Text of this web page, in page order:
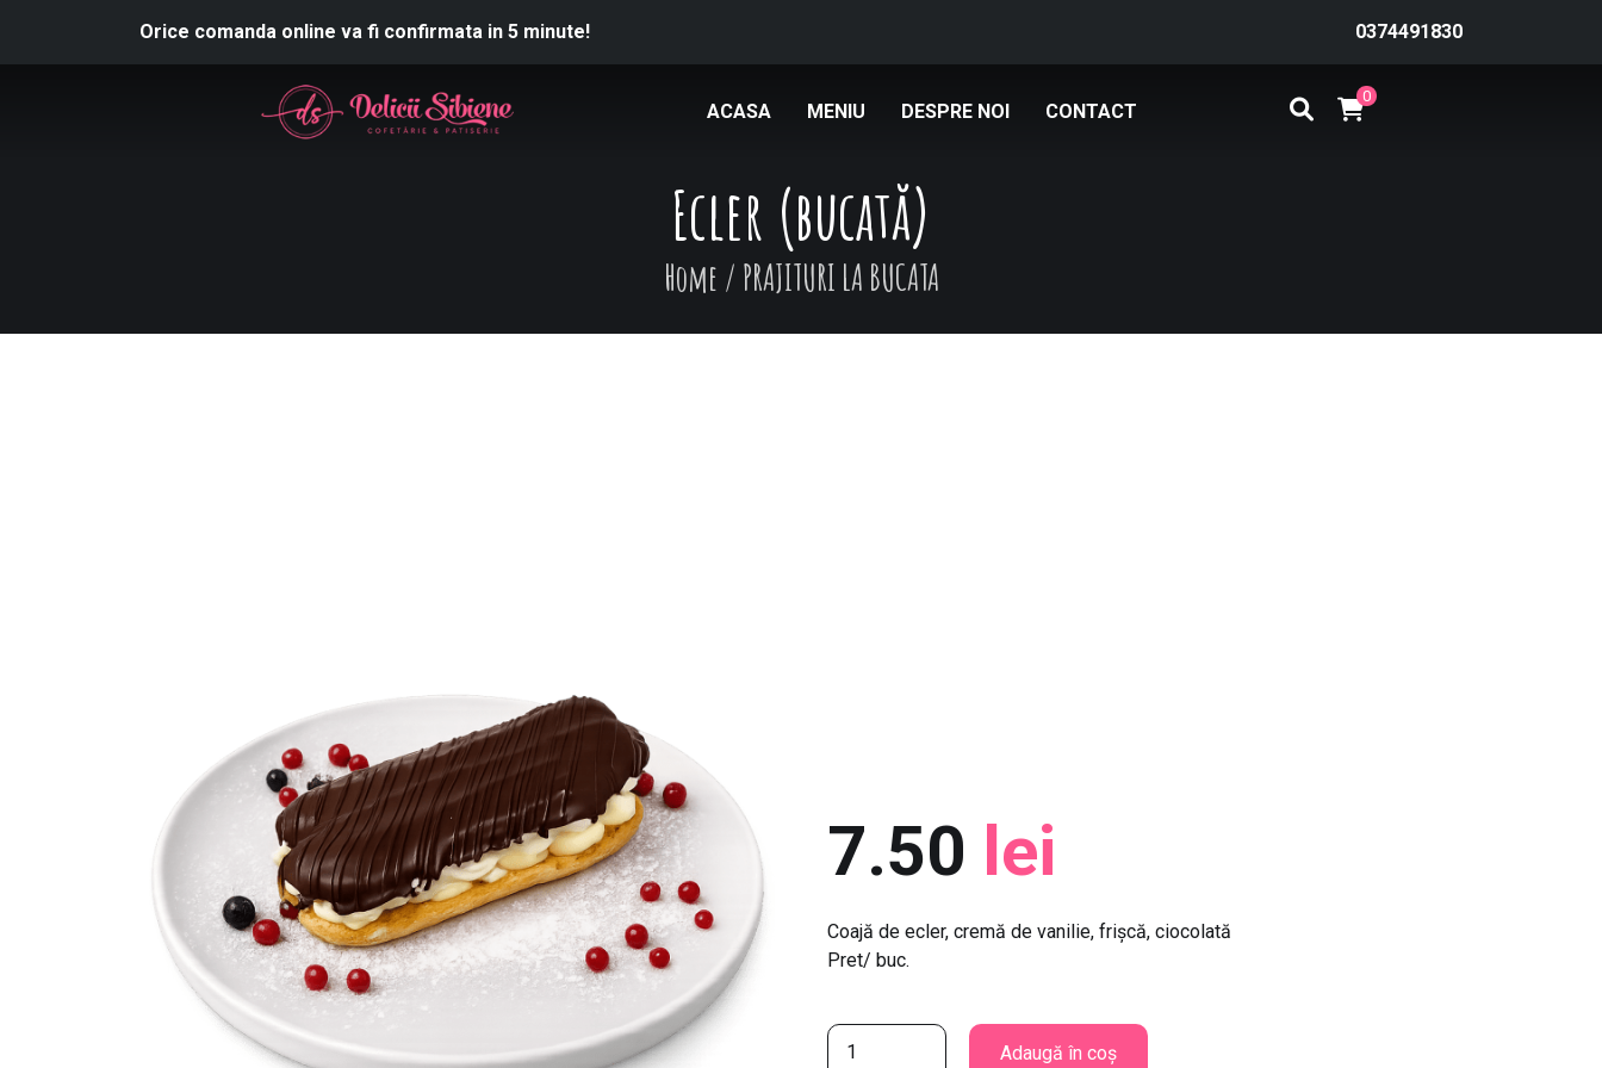
Orice comanda online va fi confirmata in 5 minute! 0374491830
ACASA MENIU DESPRE NOI CONTACT
0
Ecler (bucată)
Home / PRAJITURI LA BUCATA
7.50 lei
Coajă de ecler, cremă de vanilie, frișcă, ciocolată
Pret/ buc.
C
Adaugă în coș